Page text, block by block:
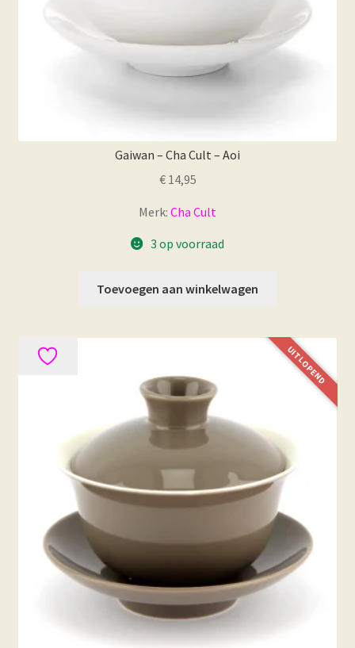
Gaiwan – Cha Cult – Aoi
€14,95
Merk: Cha Cult
3 op voorraad
Toevoegen aan winkelwagen
UITLOPEND